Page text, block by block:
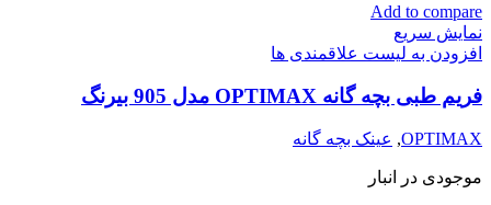
Add to compare
نمایش سریع
افزودن به لیست علاقمندی ها
فریم طبی بچه گانه OPTIMAX مدل 905 بیرنگ
OPTIMAX
, عینک بچه گانه
موجودی در انبار